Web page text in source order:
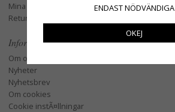
Mina favoriter
Retur och Reklamation
Information
Om oss
Nyheter
Nyhetsbrev
Om cookies
Cookie instÃ¤llningar
ENDAST NÖDVÄNDIGA
OKEJ